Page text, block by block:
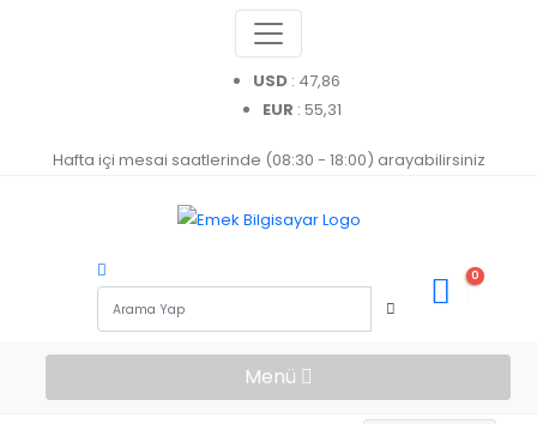
USD : 47,86
EUR : 55,31
Hafta içi mesai saatlerinde (08:30 - 18:00) arayabilirsiniz
0
Menü